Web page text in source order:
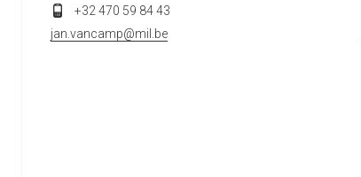
+32 470 59 84 43
jan.vancamp@mil.be